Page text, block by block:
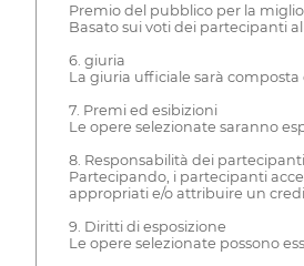
Premio del pubblico per la
Basato sui voti dei partecipanti al
6. giuria
La giuria ufficiale sarà
7. Premi ed esibizioni
Le opere selezionate saranno
8. Responsabilità dei partecipanti
Partecipando, i partecipanti
appropriati e/o attribuire un
9. Diritti di esposizione
Le opere selezionate possono